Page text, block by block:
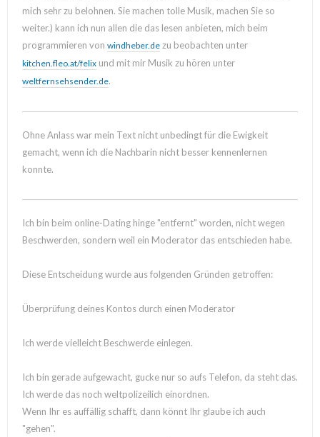
mich sehr zu belohnen. Sie machen tolle Musik, machen Sie so
weiter.) kann ich nun allen die das lesen anbieten, mich beim
programmieren von windheber.de zu beobachten unter
kitchen.fleo.at/felix und mit mir Musik zu hören unter
weltfernsehsender.de.
Ohne Anlass war mein Text nicht unbedingt für die Ewigkeit
gemacht, wenn ich die Nachbarin nicht besser kennenlernen
konnte.
Ich bin beim online-Dating hinge "entfernt" worden, nicht wegen
Beschwerden, sondern weil ein Moderator das entschieden habe.
Diese Entscheidung wurde aus folgenden Gründen getroffen:
Überprüfung deines Kontos durch einen Moderator
Ich werde vielleicht Beschwerde einlegen.
Ich bin gerade aufgewacht, gucke nur so aufs Telefon, da steht das.
Ich werde das noch weltpolizeilich einordnen.
Wenn Ihr es auffällig schafft, dann könnt Ihr glaube ich auch
"gehen".